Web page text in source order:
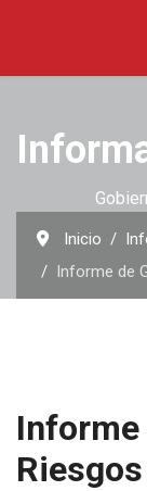
Inicio
Informe de
Informe
Riesgos